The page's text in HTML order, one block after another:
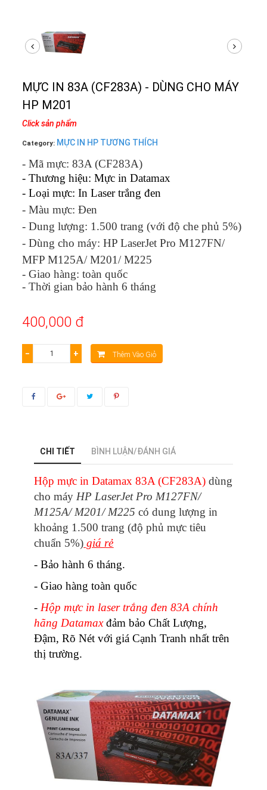
MỰC IN 83A (CF283A) - DÙNG CHO MÁY
HP M201
Click sản phẩm
Category: MỰC IN HP TƯƠNG THÍCH
- Mã mực: 83A (CF283A)
- Thương hiệu: Mực in Datamax
- Loại mực: In Laser trắng đen
- Màu mực: Đen
- Dung lượng: 1.500 trang (với độ che phủ 5%)
- Dùng cho máy: HP LaserJet Pro M127FN/
MFP M125A/ M201/ M225
- Giao hàng: toàn quốc
- Thời gian bảo hành 6 tháng
400,000 đ
− + Thêm Vào Giỏ
CHI TIẾT BÌNH LUẬN/ĐÁNH GIÁ
Hộp mực in Datamax 83A (CF283A) dùng
cho máy HP LaserJet Pro M127FN/
M125A/ M201/ M225 có dung lượng in
khoảng 1.500 trang (độ phủ mực tiêu
chuẩn 5%) giá rẻ
- Bảo hành 6 tháng.
- Giao hàng toàn quốc
- Hộp mực in laser trắng đen 83A chính
hãng Datamaxđảm bảo Chất Lượng,
Đậm, Rõ Nét với giá Cạnh Tranh nhất trên
thị trường.